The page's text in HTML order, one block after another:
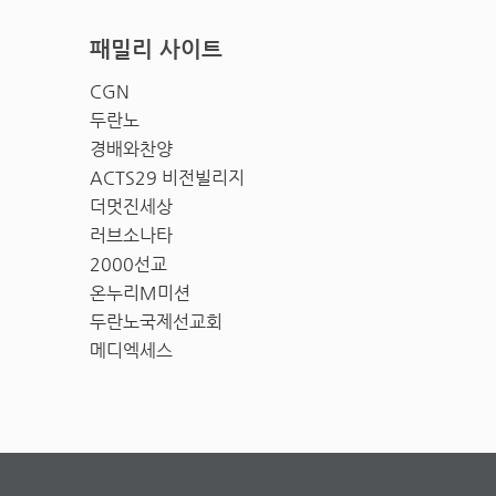
패밀리 사이트
CGN
두란노
경배와찬양
ACTS29 비전빌리지
더멋진세상
러브소나타
2000선교
온누리M미션
두란노국제선교회
메디엑세스